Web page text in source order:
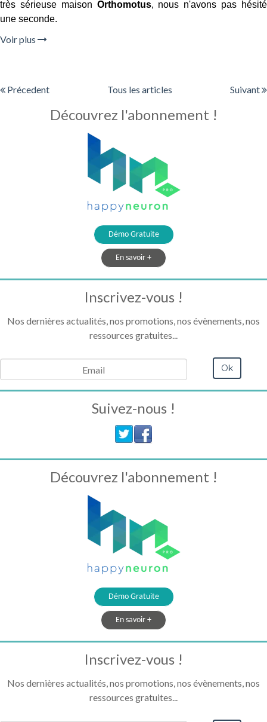
très sérieuse maison Orthomotus, nous n'avons pas hésité
une seconde.
Voir plus
Précedent Tous les articles Suivant
Découvrez l'abonnement !
Démo Gratuite
En savoir +
Inscrivez-vous !
Nos dernières actualités, nos promotions, nos évènements, nos
ressources gratuites...
Suivez-nous !
Découvrez l'abonnement !
Démo Gratuite
En savoir +
Inscrivez-vous !
Nos dernières actualités, nos promotions, nos évènements, nos
ressources gratuites...